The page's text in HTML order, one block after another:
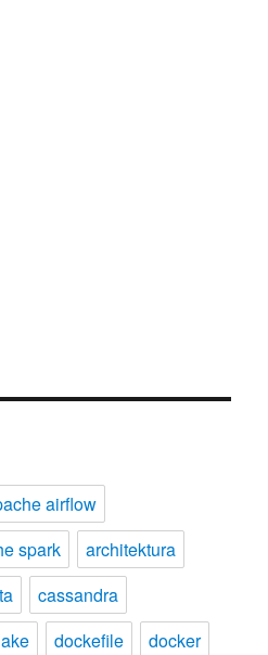
airflow
spark
architektura
cassandra
dockefile
docker